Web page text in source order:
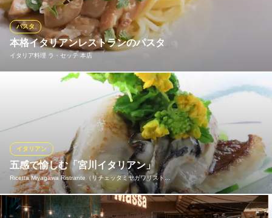
スタも材料さえあれば作っちゃいます。お気軽にどうぞ～最近は
ちょっと余裕ができて違うパスタの種類もラインナップに入れて
います。
イタリア料理
アストラムライン県庁前駅西1番出口 徒歩3分
広島県広島市中区基町6-27
本格イタリアンレストランのパスタ
イタリア料理 ラ・セッテ 本店
パスタ
本場イタリアで修行した当店オーナーシェフが手がける自慢のパ
スタは絶品！！ランチコースやディナーコース、当店手づくりア
イスクリームもご賞味いただきたい一品！！
イタリア料理 ラ・セッテ 本店
イタリア料理
ＪＲ横川駅南口 徒歩10分
広島県広島市中区広瀬北町2-28
五感で愉しむ「宮川イタリアン」
Ricetta Miyagawa Ristrante（リチェッタミヤガワリスト…
イタリアン
基本的にどのコースもお腹の満たされ具合には充分心掛けてま